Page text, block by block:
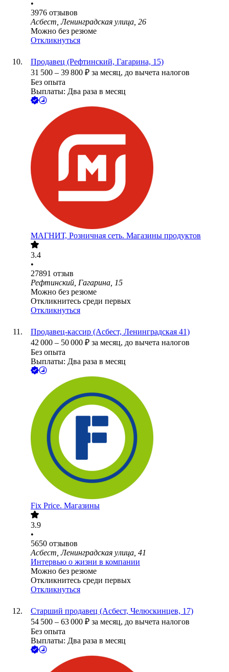
•
3976 отзывов
Асбест, Ленинградская улица, 26
Можно без резюме
Откликнуться
Продавец (Рефтинский, Гагарина, 15)
31 500 – 39 800 ₽ за месяц, до вычета налогов
Без опыта
Выплаты: Два раза в месяц
МАГНИТ, Розничная сеть. Магазины продуктов
3.4
•
27891 отзыв
Рефтинский, Гагарина, 15
Можно без резюме
Откликнитесь среди первых
Откликнуться
Продавец-кассир (Асбест, Ленинградская 41)
42 000 – 50 000 ₽ за месяц, до вычета налогов
Без опыта
Выплаты: Два раза в месяц
Fix Price. Магазины
3.9
•
5650 отзывов
Асбест, Ленинградская улица, 41
Интервью о жизни в компании
Можно без резюме
Откликнитесь среди первых
Откликнуться
Старший продавец (Асбест, Челюскинцев, 17)
54 500 – 63 000 ₽ за месяц, до вычета налогов
Без опыта
Выплаты: Два раза в месяц